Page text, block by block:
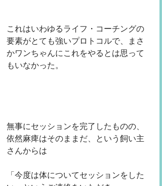
これはいわゆるライフ・コーチングの
要素がとても強いプロトコルで、まさ
かワンちゃんにこれをやるとは思って
もいなかった。
無事にセッションを完了したものの、
依然麻痺はそのままだ、という飼い主
さんからは
「今度は体についてセッションをした